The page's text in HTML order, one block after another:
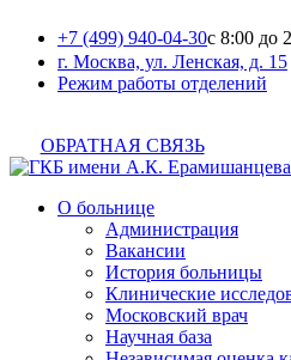
+7 (499) 940-04-30с 8:00 до
г. Москва, ул. Ленская, д. 15
Режим работы отделений
ОБРАТНАЯ СВЯЗЬ
О больнице
Администрация
Вакансии
История больницы
Клинические
Московский врач
Научная база